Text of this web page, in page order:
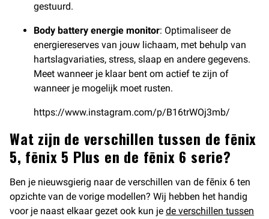
gestuurd.
Body battery energie monitor: Optimaliseer de
energiereserves van jouw lichaam, met behulp van
hartslagvariaties, stress, slaap en andere gegevens.
Meet wanneer je klaar bent om actief te zijn of
wanneer je mogelijk moet rusten.
https://www.instagram.com/p/B16trWOj3mb/
Wat zijn de verschillen tussen de fēnix
5, fēnix 5 Plus en de fēnix 6 serie?
Ben je nieuwsgierig naar de verschillen van de fēnix 6 ten
opzichte van de vorige modellen? Wij hebben het handig
voor je naast elkaar gezet ook kun je de verschillen tussen